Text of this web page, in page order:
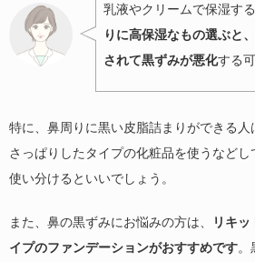
乳液やクリームで保湿す
りに高保湿なもの選ぶと
されて黒ずみが悪化する
特に、鼻周りに黒い皮脂詰まりができる人
さっぱりしたタイプの化粧品を使うなど
使い分けるといいでしょう。
また、鼻の黒ずみにお悩みの方は、
リキ
イプのファンデーションがおすすめです。